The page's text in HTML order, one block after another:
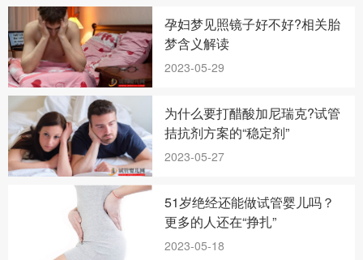
孕妇梦见照镜子好不好?相关胎
梦含义解读
2023-05-29
为什么要打醋酸加尼瑞克?试管
拮抗剂方案的“稳定剂”
2023-05-27
51岁绝经还能做试管婴儿吗？
更多的人还在“挣扎”
2023-05-18